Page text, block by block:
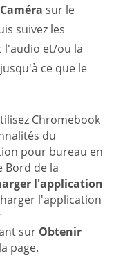
Caméra sur le
suivez les
l'audio et/ou la
ce que le
Chromebook
du
pour bureau en
Bord de la
l'application
l'application
sur Obtenir
page.